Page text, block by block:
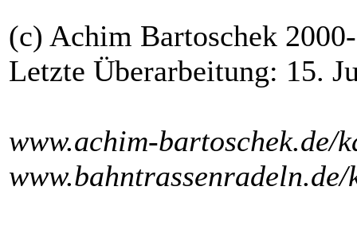
(c) Achim Bartoschek
Letzte Überarbeitung: 15.
www.achim-bartoschek.de/